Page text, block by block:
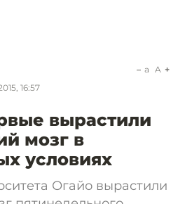
16:57
a A
вырастили
мозг в
условиях
Огайо вырастили